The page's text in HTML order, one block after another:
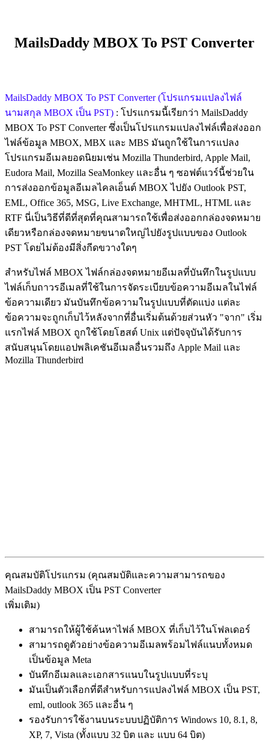
MailsDaddy MBOX To PST Converter
MailsDaddy MBOX To PST Converter (โปรแกรมแปลงไฟล์
นามสกุล MBOX เป็น PST) : โปรแกรมนี้เรียกว่า MailsDaddy
MBOX To PST Converter ซึ่งเป็นโปรแกรมแปลงไฟล์เพื่อส่งออก
ไฟล์ข้อมูล MBOX, MBX และ MBS มันถูกใช้ในการแปลง
โปรแกรมอีเมลยอดนิยมเช่น Mozilla Thunderbird, Apple Mail,
Eudora Mail, Mozilla SeaMonkey และอื่น ๆ ซอฟต์แวร์นี้ช่วยใน
การส่งออกข้อมูลอีเมลไคลเอ็นต์ MBOX ไปยัง Outlook PST,
EML, Office 365, MSG, Live Exchange, MHTML, HTML และ
RTF นี่เป็นวิธีที่ดีที่สุดที่คุณสามารถใช้เพื่อส่งออกกล่องจดหมาย
เดียวหรือกล่องจดหมายขนาดใหญ่ไปยังรูปแบบของ Outlook
PST โดยไม่ต้องมีสิ่งกีดขวางใดๆ
สำหรับไฟล์ MBOX ไฟล์กล่องจดหมายอีเมลที่บันทึกในรูปแบบ
ไฟล์เก็บถาวรอีเมลที่ใช้ในการจัดระเบียบข้อความอีเมลในไฟล์
ข้อความเดียว มันบันทึกข้อความในรูปแบบที่ตัดแบ่ง แต่ละ
ข้อความจะถูกเก็บไว้หลังจากที่อื่นเริ่มต้นด้วยส่วนหัว "จาก" เริ่ม
แรกไฟล์ MBOX ถูกใช้โดยโฮสต์ Unix แต่ปัจจุบันได้รับการ
สนับสนุนโดยแอปพลิเคชันอีเมลอื่นรวมถึง Apple Mail และ
Mozilla Thunderbird
คุณสมบัติโปรแกรม (คุณสมบัติและความสามารถของ
MailsDaddy MBOX เป็น PST Converter
เพิ่มเติม)
สามารถให้ผู้ใช้ค้นหาไฟล์ MBOX ที่เก็บไว้ในโฟลเดอร์
สามารถดูตัวอย่างข้อความอีเมลพร้อมไฟล์แนบทั้งหมด
เป็นข้อมูล Meta
บันทึกอีเมลและเอกสารแนบในรูปแบบที่ระบุ
มันเป็นตัวเลือกที่ดีสำหรับการแปลงไฟล์ MBOX เป็น PST,
eml, outlook 365 และอื่น ๆ
รองรับการใช้งานบนระบบปฏิบัติการ Windows 10, 8.1, 8,
XP, 7, Vista (ทั้งแบบ 32 บิต และ แบบ 64 บิต)